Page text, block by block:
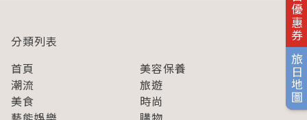
旅日地圖
分類列表
首頁
美容保養
潮流
旅遊
美食
時尚